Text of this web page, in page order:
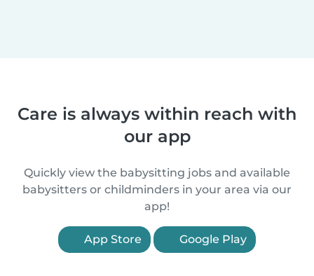
Care is always within reach with
our app
Quickly view the babysitting jobs and available
babysitters or childminders in your area via our
app!
App Store Google Play